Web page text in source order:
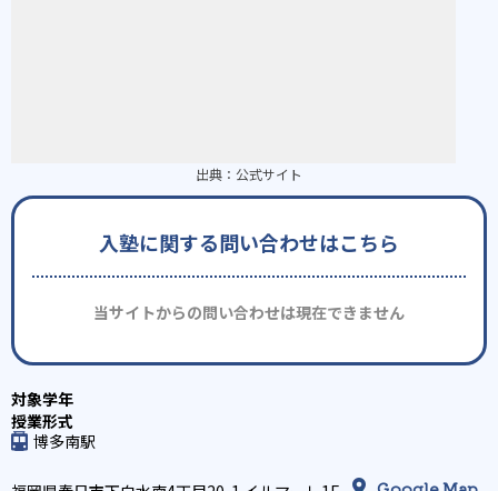
出典： 公式サイト
入塾に関する問い合わせはこちら
当サイトからの問い合わせは現在できません
博多南駅